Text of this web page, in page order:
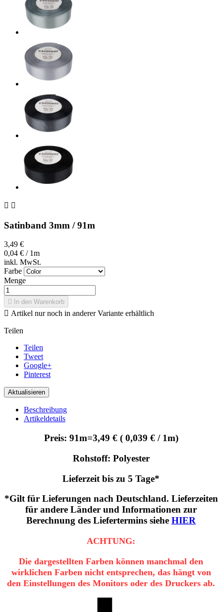
 
Satinband 3mm / 91m
3,49 €
0,04 € / 1m
inkl. MwSt.
Farbe
Menge
 In den Warenkorb
 Artikel nur noch in anderer Variante erhältlich
Teilen
Teilen
Tweet
Google+
Pinterest
Beschreibung
Artikeldetails
Preis: 91m=3,49 € ( 0,039 € / 1m)
Rohstoff: Polyester
Lieferzeit bis zu 5 Tage*
*Gilt für Lieferungen nach Deutschland. Lieferzeiten
für andere Länder und Informationen zur
Berechnung des Liefertermins siehe HIER
ACHTUNG:
Die dargestellten Farben können manchmal den
wirklichen Farben nicht entsprechen, das hängt von
den Einstellungen des Monitors oder des Druckers ab.